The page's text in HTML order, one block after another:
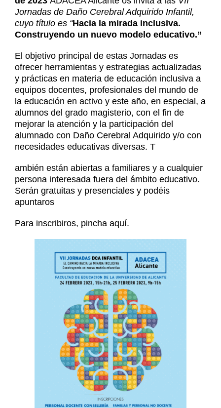
Noticias
Contacto
Contacto
Jornadas de Daño Cerebral Adquirido Infantil,
cuyo título es “Hacia la mirada inclusiva.
Construyendo un nuevo modelo educativo.”
El objetivo principal de estas Jornadas es
ofrecer herramientas y estrategias actualizadas
y prácticas en materia de educación inclusiva a
equipos docentes, profesionales del mundo de
la educación en activo y este año, en especial, a
alumnos del grado magisterio, con el fin de
mejorar la atención y la participación del
alumnado con Daño Cerebral Adquirido y/o con
necesidades educativas diversas. T
ambién están abiertas a familiares y a cualquier
persona interesada fuera del ámbito educativo.
Serán gratuitas y presenciales y podéis
apuntaros
Para inscribiros, pincha aquí.